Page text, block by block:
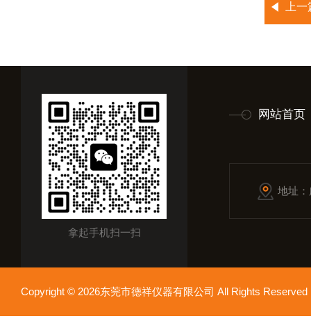
上
拿起手机扫一扫
网站首页
地址
Copyright © 2026东莞市德祥仪器有限公司 All Rights